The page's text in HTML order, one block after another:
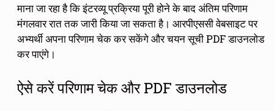
माना जा रहा है कि इंटरव्यू प्रक्रिया पूरी होने के बाद अंतिम परिणाम
मंगलवार रात तक जारी किया जा सकता है। आरपीएससी वेबसाइट पर
अभ्यर्थी अपना परिणाम चेक कर सकेंगे और चयन सूची PDF डाउनलोड
कर पाएंगे।
ऐसे करें परिणाम चेक और PDF डाउनलोड